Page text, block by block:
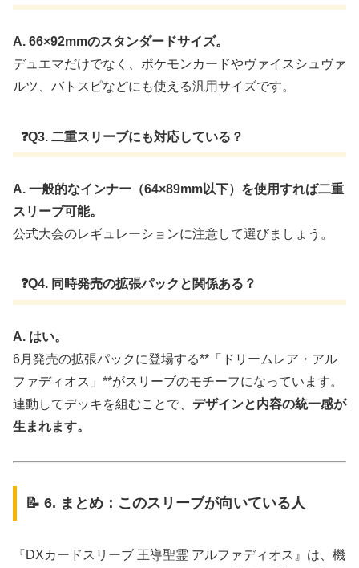
A. 66×92mmのスタンダードサイズ。
デュエマだけでなく、ポケモンカードやヴァイスシュヴァ
ルツ、バトスピなどにも使える汎用サイズです。
❓Q3. 二重スリーブにも対応している？
A. 一般的なインナー（64×89mm以下）を使用すれば二重
スリーブ可能。
公式大会のレギュレーションに注意して選びましょう。
❓Q4. 同時発売の拡張パックと関係ある？
A. はい。
6月発売の拡張パックに登場する**「ドリームレア・アル
ファディオス」**がスリーブのモチーフになっています。
連動してデッキを組むことで、 デザインと内容の統一感が
生まれます。
📝 6. まとめ：このスリーブが向いている人
『DXカードスリーブ 王導聖霊 アルファディオス』は、機